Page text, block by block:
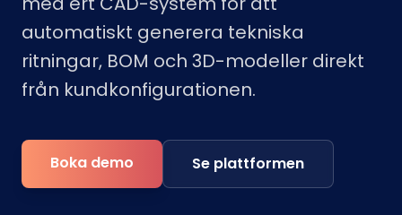
automatiskt generera tekniska
ritningar, BOM och 3D-modeller direkt
från kundkonfigurationen.
Boka demo Se plattformen